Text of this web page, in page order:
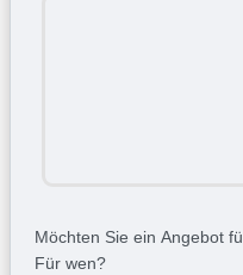
Möchten Sie ein Angebot
Für wen?